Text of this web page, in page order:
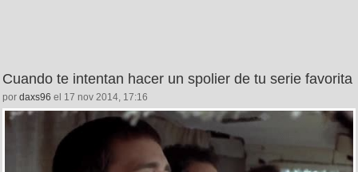
Cuando te intentan hacer un spolier de tu serie favorita
por daxs96 el 17 nov 2014, 17:16